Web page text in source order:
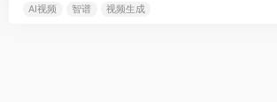
AI视频 智谱 视频生成